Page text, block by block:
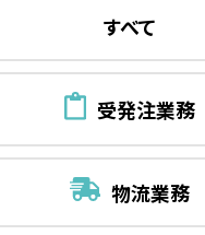
すべて
受発注業務
物流業務